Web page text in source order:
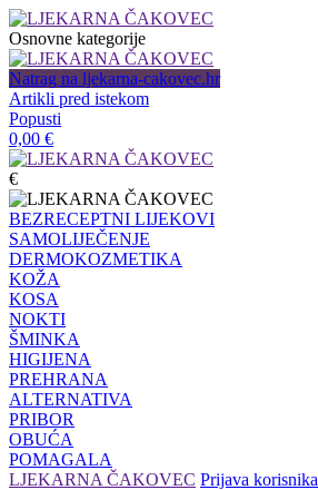
Osnovne kategorije
Natrag na ljekarna-cakovec.hr
Artikli pred istekom
Popusti
0,00 €
€
BEZRECEPTNI LIJEKOVI
SAMOLIJEČENJE
DERMOKOZMETIKA
KOŽA
KOSA
NOKTI
ŠMINKA
HIGIJENA
PREHRANA
ALTERNATIVA
PRIBOR
OBUĆA
POMAGALA
LJEKARNA ČAKOVEC Prijava korisnika